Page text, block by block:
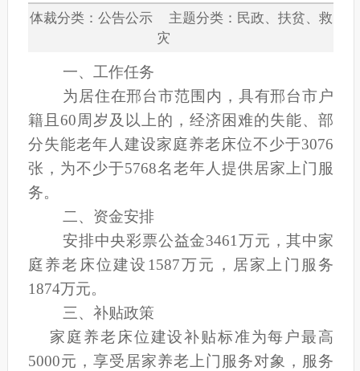
体裁分类：公告公示 主题分类：民政、扶贫、救
灾
一、工作任务
为居住在邢台市范围内，具有邢台市户
籍且 60周岁及以上的，经济困难的失能、部
分失能老年人建设家庭养老床位不少于3076
张，为不少于5768名老年人提供居家上门服
务。
二、资金安排
安排中央彩票公益金3461万元，其中家
庭养老床位建设1587万元，居家上门服务
1874万元。
三、补贴政策
家庭养老床位建设补贴标准为每户最高
5000元，享受居家养老上门服务对象，服务